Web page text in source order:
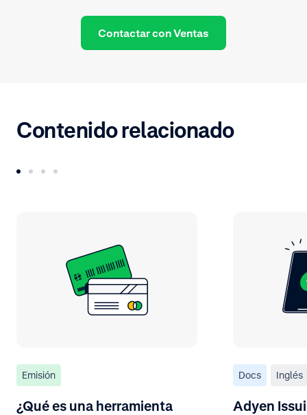
Contactar con Ventas
Contenido relacionado
Emisión
¿Qué es una herramienta
Docs Inglés
Adyen